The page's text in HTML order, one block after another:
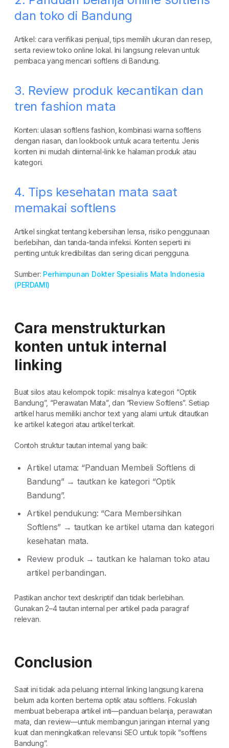
dan toko di Bandung
Artikel: cara verifikasi penjual, tips memilih ukuran dan resep,
serta review toko online lokal. Ini langsung relevan untuk
pembaca yang mencari softlens di Bandung.
3. Review produk kecantikan dan
tren fashion mata
Konten: ulasan softlens fashion, kombinasi warna softlens
dengan riasan, dan lookbook untuk acara tertentu. Jenis
konten ini mudah diinternal-link ke halaman produk atau
kategori.
4. Tips kesehatan mata saat
memakai softlens
Artikel singkat tentang kebersihan lensa, risiko penggunaan
berlebihan, dan tanda-tanda infeksi. Konten seperti ini
penting untuk kredibilitas dan sering dicari pengguna.
Sumber: Perhimpunan Dokter Spesialis Mata Indonesia
(PERDAMI)
Cara menstrukturkan
konten untuk internal
linking
Buat silos atau kelompok topik: misalnya kategori “Optik
Bandung”, “Perawatan Mata”, dan “Review Softlens”. Setiap
artikel harus memiliki anchor text yang alami untuk ditautkan
ke artikel kategori atau artikel terkait.
Contoh struktur tautan internal yang baik:
Artikel utama: “Panduan Membeli Softlens di
Bandung” → tautkan ke kategori “Optik
Bandung”.
Artikel pendukung: “Cara Membersihkan
Softlens” → tautkan ke artikel utama dan kategori
kesehatan mata.
Review produk → tautkan ke halaman toko atau
artikel perbandingan.
Pastikan anchor text deskriptif dan tidak berlebihan.
Gunakan 2–4 tautan internal per artikel pada paragraf
relevan.
Conclusion
Saat ini tidak ada peluang internal linking langsung karena
belum ada konten bertema optik atau softlens. Fokuslah
membuat beberapa artikel inti—panduan belanja, perawatan
mata, dan review—untuk membangun jaringan internal yang
kuat dan meningkatkan relevansi SEO untuk topik “softlens
Bandung”.